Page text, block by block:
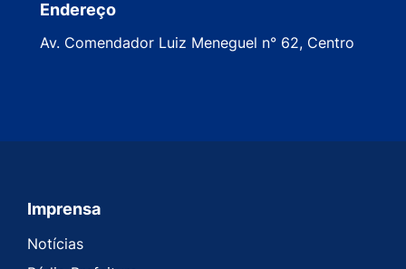
Endereço
Av. Comendador Luiz Meneguel n° 62, Centro
Seção do Rodapé e Contato
Imprensa
Notícias